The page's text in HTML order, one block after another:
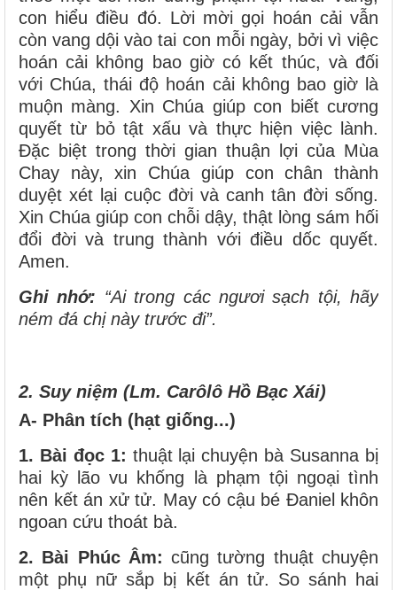
con hiểu điều đó. Lời mời gọi hoán cải vẫn
còn vang dội vào tai con mỗi ngày, bởi vì việc
hoán cải không bao giờ có kết thúc, và đối
với Chúa, thái độ hoán cải không bao giờ là
muộn màng. Xin Chúa giúp con biết cương
quyết từ bỏ tật xấu và thực hiện việc lành.
Đặc biệt trong thời gian thuận lợi của Mùa
Chay này, xin Chúa giúp con chân thành
duyệt xét lại cuộc đời và canh tân đời sống.
Xin Chúa giúp con chỗi dậy, thật lòng sám hối
đổi đời và trung thành với điều dốc quyết.
Amen.
Ghi nhớ: “Ai trong các ngươi sạch tội, hãy
ném đá chị này trước đi”.
2. Suy niệm (Lm. Carôlô Hồ Bạc Xái)
A- Phân tích (hạt giống...)
1. Bài đọc 1: thuật lại chuyện bà Susanna bị
hai kỳ lão vu khống là phạm tội ngoại tình
nên kết án xử tử. May có cậu bé Đaniel khôn
ngoan cứu thoát bà.
2. Bài Phúc Âm: cũng tường thuật chuyện
một phụ nữ sắp bị kết án tử. So sánh hai